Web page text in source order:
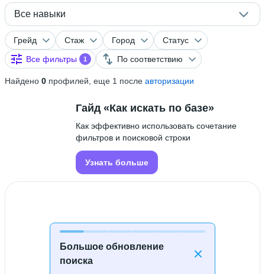
Все навыки
Грейд Стаж Город
Статус
Все фильтры
1 По соответствию
Найдено 0 профилей, еще 1 после авторизации
Большое обновление
поиска
Гайд «Как искать по базе»
Как эффективно использовать сочетание
фильтров и поисковой строки
Узнать больше